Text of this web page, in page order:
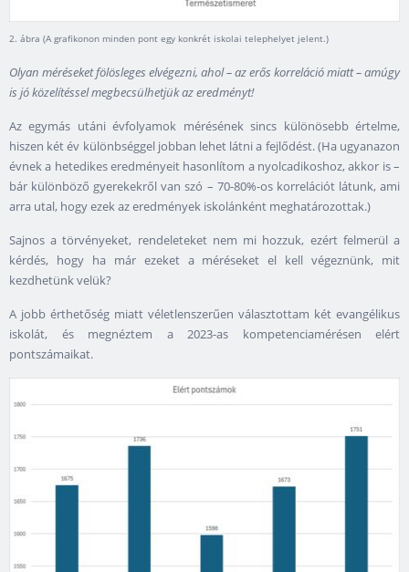
2. ábra (A grafikonon minden pont egy konkrét iskolai telephelyet jelent.)
Olyan méréseket fölösleges elvégezni, ahol – az erős korreláció miatt – amúgy
is jó közelítéssel megbecsülhetjük az eredményt!
Az egymás utáni évfolyamok mérésének sincs különösebb értelme,
hiszen két év különbséggel jobban lehet látni a fejlődést. (Ha ugyanazon
évnek a hetedikes eredményeit hasonlítom a nyolcadikoshoz, akkor is –
bár különböző gyerekekről van szó – 70-80%-os korrelációt látunk, ami
arra utal, hogy ezek az eredmények iskolánként meghatározottak.)
Sajnos a törvényeket, rendeleteket nem mi hozzuk, ezért felmerül a
kérdés, hogy ha már ezeket a méréseket el kell végeznünk, mit
kezdhetünk velük?
A jobb érthetőség miatt véletlenszerűen választottam két evangélikus
iskolát, és megnéztem a 2023-as kompetenciamérésen elért
pontszámaikat.